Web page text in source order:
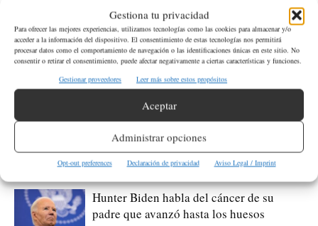
Gestiona tu privacidad
Para ofrecer las mejores experiencias, utilizamos tecnologías como las cookies para almacenar y/o
acceder a la información del dispositivo. El consentimiento de estas tecnologías nos permitirá
procesar datos como el comportamiento de navegación o las identificaciones únicas en este sitio. No
consentir o retirar el consentimiento, puede afectar negativamente a ciertas características y funciones.
Gestionar proveedores
Leer más sobre estos propósitos
Aceptar
Administrar opciones
Opt-out preferences Declaración de privacidad Aviso Legal / Imprint
Artículo anterior
Dos personas resultaron
gravemente heridas por ataques
de tiburones en Florida
Artículo siguiente
Disminuyen los cruces ilegales
en la frontera tras la
implementación de la nueva
Artículos relacionados Más del autor
Hunter Biden habla del cáncer de su
padre que avanzó hasta los huesos